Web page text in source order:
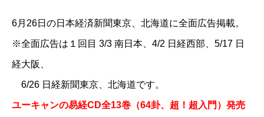
6月26日の日本経済新聞東京、北海道に全面広告掲載。
※全面広告は１回目 3/3 南日本、4/2 日経西部、5/17 日
経大阪、
6/26 日経新聞東京、北海道です。
ユーキャンの易経CD全13巻（64卦、超！超入門）発売